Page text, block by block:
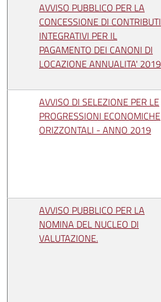
AVVISO PUBBLICO PER LA
CONCESSIONE DI CONTRIBUTI
INTEGRATIVI PER IL
PAGAMENTO DEI CANONI DI
LOCAZIONE ANNUALITA' 2019
AVVISO DI SELEZIONE PER LE
PROGRESSIONI ECONOMICHE
ORIZZONTALI - ANNO 2019
AVVISO PUBBLICO PER LA
NOMINA DEL NUCLEO DI
VALUTAZIONE.